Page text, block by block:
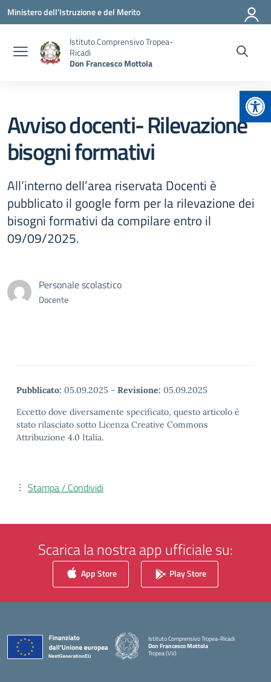
Vai ai contenuti
Vai al menu di navigazione
Vai al footer
Ministero dell'Istruzione e del Merito
Istituto Comprensivo Tropea-
Ricadi
Don Francesco Mottola
Avviso docenti- Rilevazione
bisogni formativi
All’interno dell’area riservata Docenti è
pubblicato il google form per la rilevazione dei
bisogni formativi da compilare entro il
09/09/2025.
Personale scolastico
Docente
Pubblicato: 05.09.2025 - Revisione: 05.09.2025
Eccetto dove diversamente specificato, questo articolo è
stato rilasciato sotto Licenza Creative Commons
Attribuzione 4.0 Italia.
Stampa / Condividi
Scarica la nostra app ufficiale su:
App Store Play Store
Istituto Comprensivo Tropea-Ricadi
Don Francesco Mottola
Tropea (VV)
— Visita la pagina iniziale della scuola